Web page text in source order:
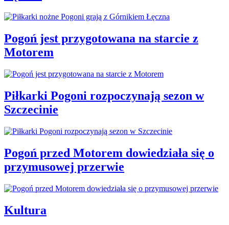
Pogoń jest przygotowana na starcie z
Motorem
Piłkarki Pogoni rozpoczynają sezon w
Szczecinie
Pogoń przed Motorem dowiedziała się o
przymusowej przerwie
Kultura